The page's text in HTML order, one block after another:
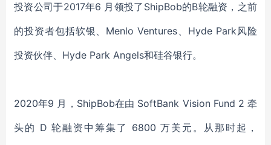
投资公司于2017年6 月领投了ShipBob的B轮融资，之前
的投资者包括软银、Menlo Ventures、Hyde Park风险
投资伙伴、Hyde Park Angels和硅谷银行。
2020年9 月，ShipBob在由 SoftBank Vision Fund 2 牵
头的 D 轮融资中筹集了 6800 万美元。从那时起，